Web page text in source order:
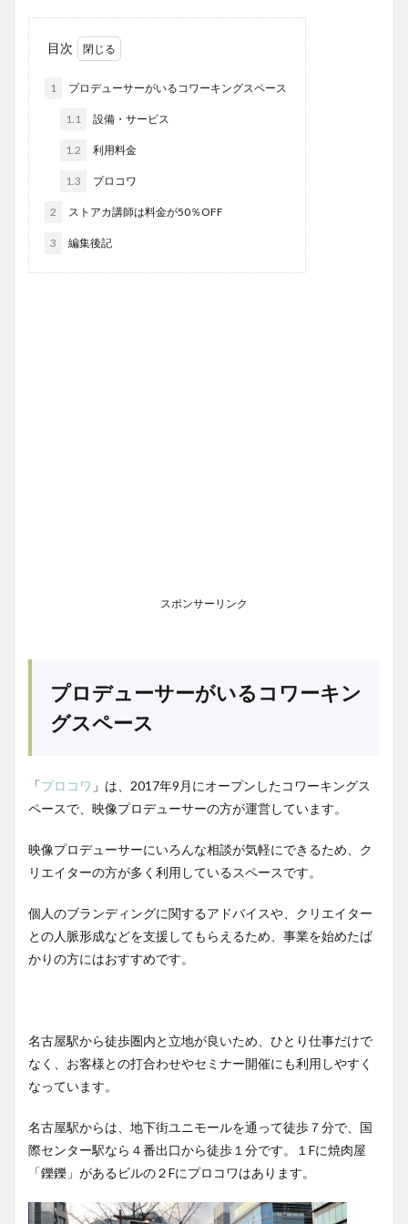
目次
1 プロデューサーがいるコワーキングスペース
1.1 設備・サービス
1.2 利用料金
1.3 プロコワ
2 ストアカ講師は料金が50％OFF
3 編集後記
スポンサーリンク
プロデューサーがいるコワーキン
グスペース
「プロコワ 」は、2017年9月にオープンしたコワーキングス
ペースで、映像プロデューサーの方が運営しています。
映像プロデューサーにいろんな相談が気軽にできるため、ク
リエイターの方が多く利用しているスペースです。
個人のブランディングに関するアドバイスや、クリエイター
との人脈形成などを支援してもらえるため、事業を始めたば
かりの方にはおすすめです。
名古屋駅から徒歩圏内と立地が良いため、ひとり仕事だけで
なく、お客様との打合わせやセミナー開催にも利用しやすく
なっています。
名古屋駅からは、地下街ユニモールを通って徒歩７分で、国
際センター駅なら４番出口から徒歩１分です。１Fに焼肉屋
「鑠鑠」があるビルの２Fにプロコワはあります。